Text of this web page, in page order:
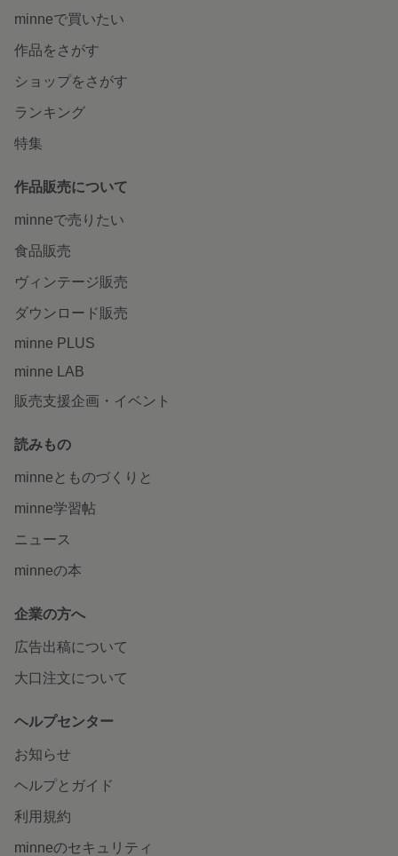
minneで買いたい
作品をさがす
ショップをさがす
ランキング
特集
作品販売について
minneで売りたい
食品販売
ヴィンテージ販売
ダウンロード販売
minne PLUS
minne LAB
販売支援企画・イベント
読みもの
minneとものづくりと
minne学習帖
ニュース
minneの本
企業の方へ
広告出稿について
大口注文について
ヘルプセンター
お知らせ
ヘルプとガイド
利用規約
minneのセキュリティ